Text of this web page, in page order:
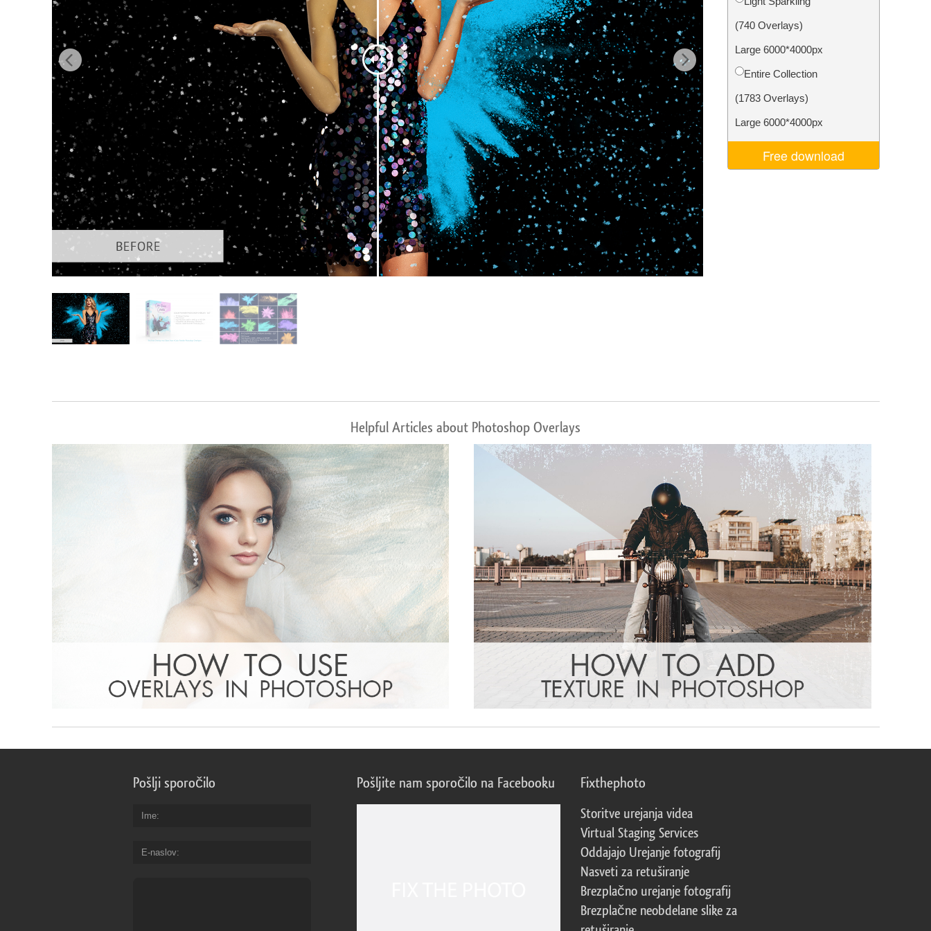
Urejanje fotografij izdelka Urejanje fotografij nakita Podatki za usposabljanje AI Video Editing Services
(740 Overlays)
Large 6000*4000px
Entire Collection
(1783 Overlays)
Large 6000*4000px
Free download
Helpful Articles about Photoshop Overlays
Pošlji sporočilo
Ime
E-naslov
Pošljite nam sporočilo na Facebooku Fixthephoto
Storitve urejanja videa
Virtual Staging Services
Oddajajo Urejanje fotografij
Nasveti za retuširanje
Brezplačno urejanje fotografij
Brezplačne neobdelane slike za